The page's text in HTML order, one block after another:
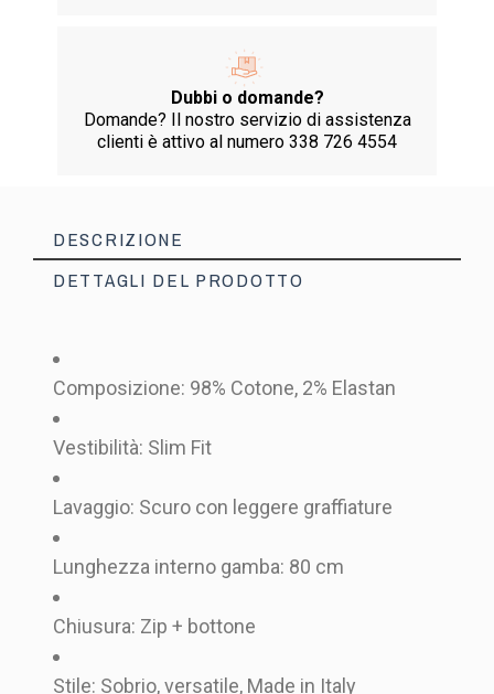
Dubbi o domande?
Domande? Il nostro servizio di assistenza
clienti è attivo al numero 338 726 4554
DESCRIZIONE
DETTAGLI DEL PRODOTTO
Composizione: 98% Cotone, 2% Elastan
Vestibilità: Slim Fit
Lavaggio: Scuro con leggere graffiature
Lunghezza interno gamba: 80 cm
Chiusura: Zip + bottone
Stile: Sobrio, versatile, Made in Italy
Riferimento 1094251003
In magazzino 2 Articoli